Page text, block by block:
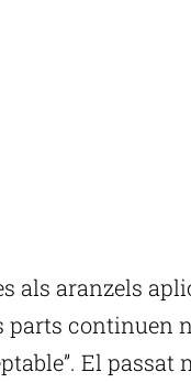
als aranzels
parts continuen
El passat